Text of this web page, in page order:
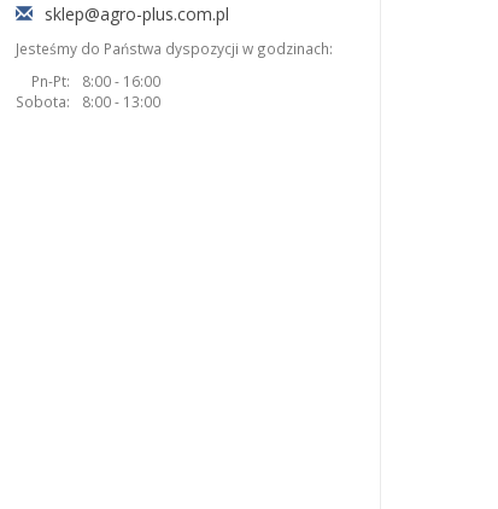
sklep@agro-plus.com.pl
Jesteśmy do Państwa dyspozycji w godzinach:
Pn-Pt:
Sobota:
8:00 - 16:00
8:00 - 13:00